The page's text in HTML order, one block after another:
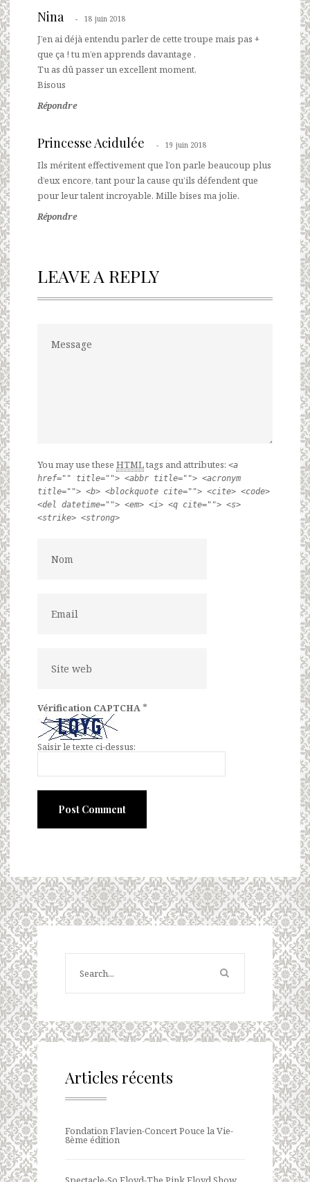
Nina 18 juin 2018
J’en ai déjà entendu parler de cette troupe mais pas +
que ça ! tu m’en apprends davantage .
Tu as dû passer un excellent moment,
Bisous
Répondre
Princesse Acidulée 19 juin 2018
Ils méritent effectivement que l’on parle beaucoup plus
d’eux encore, tant pour la cause qu’ils défendent que
pour leur talent incroyable. Mille bises ma jolie.
Répondre
LEAVE A REPLY
You may use these HTMLtags and attributes: <a
href="" title=""> <abbr title=""> <acronym
title=""> <b> <blockquote cite=""> <cite> <code>
<del datetime=""> <em> <i> <q cite=""> <s>
<strike> <strong>
Vérification CAPTCHA*
Saisir le texte ci-dessus:
Articles récents
Fondation Flavien-Concert Pouce la Vie-
8ème édition